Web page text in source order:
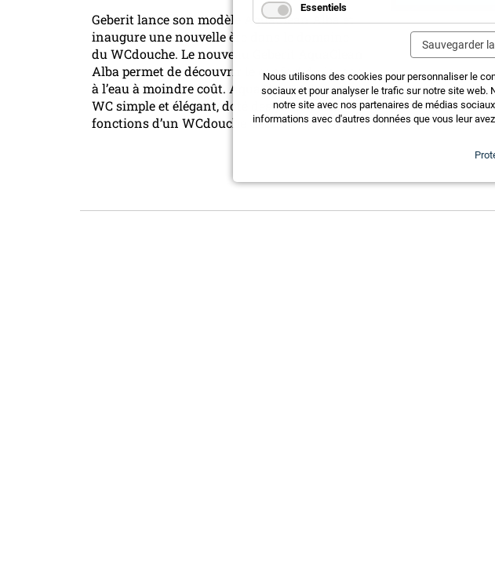
Geberit lance son modèle AquaClean Alba et
inaugure une nouvelle ère dans le domaine
du WCdouche. Le nouveau Geberit AquaClean
Alba permet de découvrir le confort du lavage
à l’eau à moindre coût. AquaClean Alba est un
WC simple et élégant, doté des principales
fonctions d’un WCdouche Geberit.
Essentiels
Sauvegarder
Nous utilisons des cookies pour personnaliser le
sociaux et pour analyser le trafic sur notre site
notre site avec nos partenaires de médias
informations avec d'autres données que vous leur